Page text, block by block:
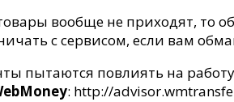
вообще не приходят, то
с сервисом, если вам
пытаются повлиять на
: http://